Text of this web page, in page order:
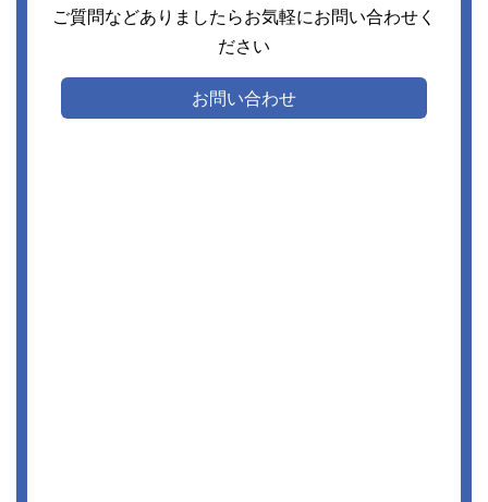
ご質問などありましたらお気軽にお問い合わせく
ださい
お問い合わせ